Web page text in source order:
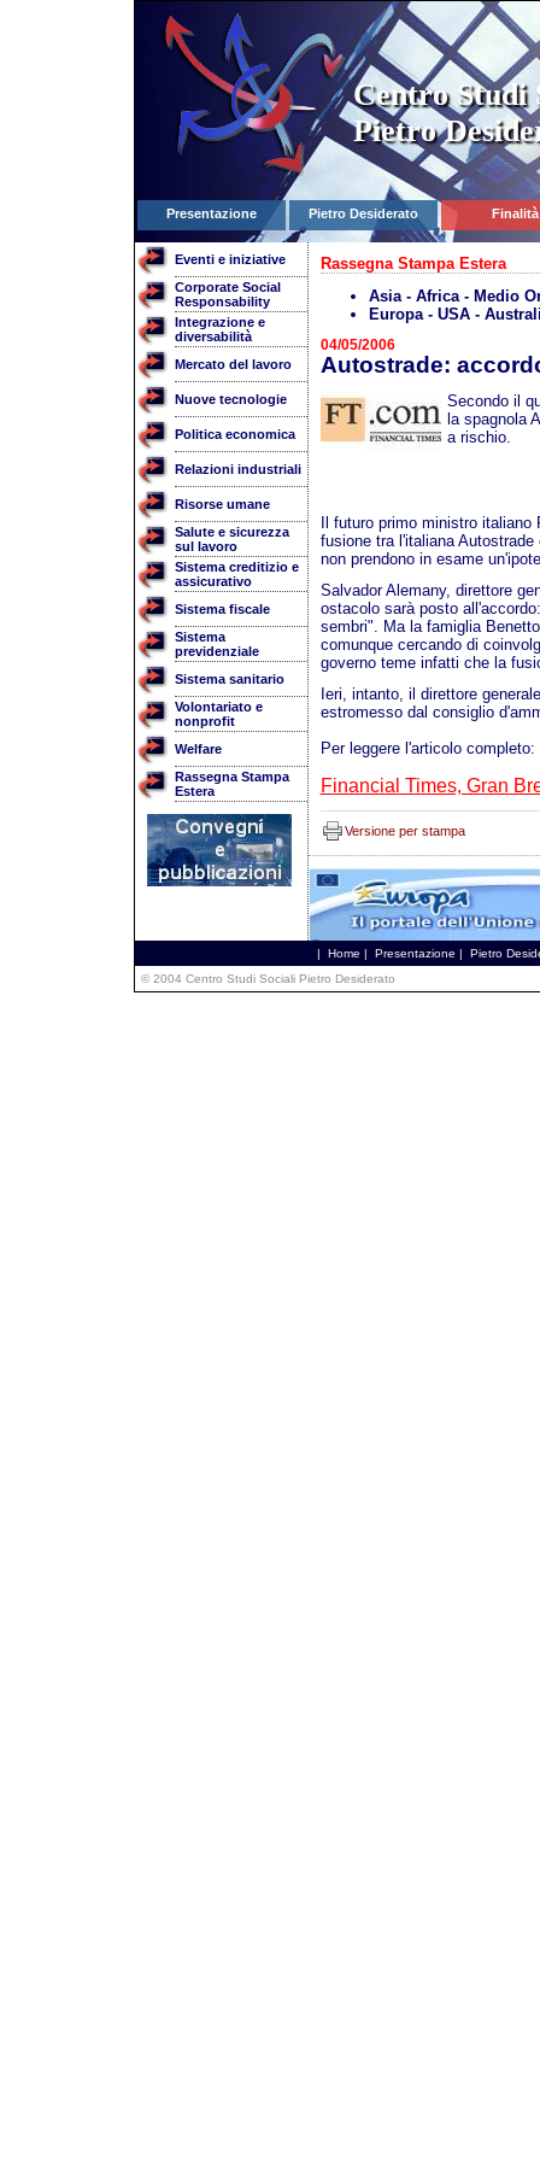
Centro Studi
Pietro
Presentazione Pietro Desiderato Finalità
Eventi e iniziative
Corporate Social
Responsability
Integrazione e
diversabilità
Mercato del lavoro
Nuove tecnologie
Politica economica
Relazioni industriali
Risorse umane
Salute e sicurezza
sul lavoro
Sistema creditizio e
assicurativo
Sistema fiscale
Sistema
previdenziale
Sistema sanitario
Volontariato e
nonprofit
Welfare
Rassegna Stampa
Estera
Rassegna Stampa Estera
Asia - Africa - Medio
Europa - USA -
04/05/2006
Autostrade:
Secondo il
la spagnola
a rischio.
Il futuro primo ministro
fusione tra l'italiana
non prendono in esame
Salvador Alemany, direttore
ostacolo sarà posto
sembri". Ma la famiglia
comunque cercando di
governo teme infatti che la
Ieri, intanto, il direttore
estromesso dal consiglio
Per leggere l'articolo completo:
Financial Times, Gran
Versione per stampa
| Home | Presentazione |
Pietro
© 2004 Centro Studi Sociali Pietro Desiderato